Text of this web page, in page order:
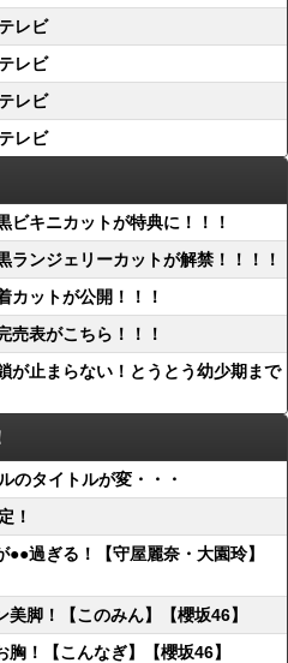
レビ
レビ
レビ
レビ
ビキニカットが特典に！！！
ランジェリーカットが解禁！！！！
カットが公開！！！
売表がこちら！！！
が止まらない！とうとう幼少期まで
のタイトルが変・・・
！
●●過ぎる！【守屋麗奈・大園玲】
美脚！【このみん】【櫻坂46】
胸！【こんなぎ】【櫻坂46】